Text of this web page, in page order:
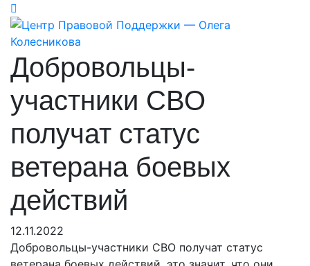
Добровольцы-
участники СВО
получат статус
ветерана боевых
действий
12.11.2022
Добровольцы-участники СВО получат статус